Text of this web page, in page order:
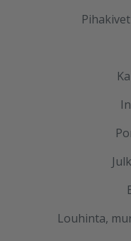
Louhinta,